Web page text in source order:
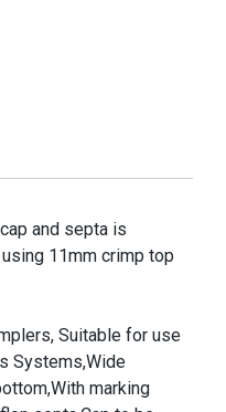
and septa is
11mm crimp top
Suitable for use
Systems,Wide
marking